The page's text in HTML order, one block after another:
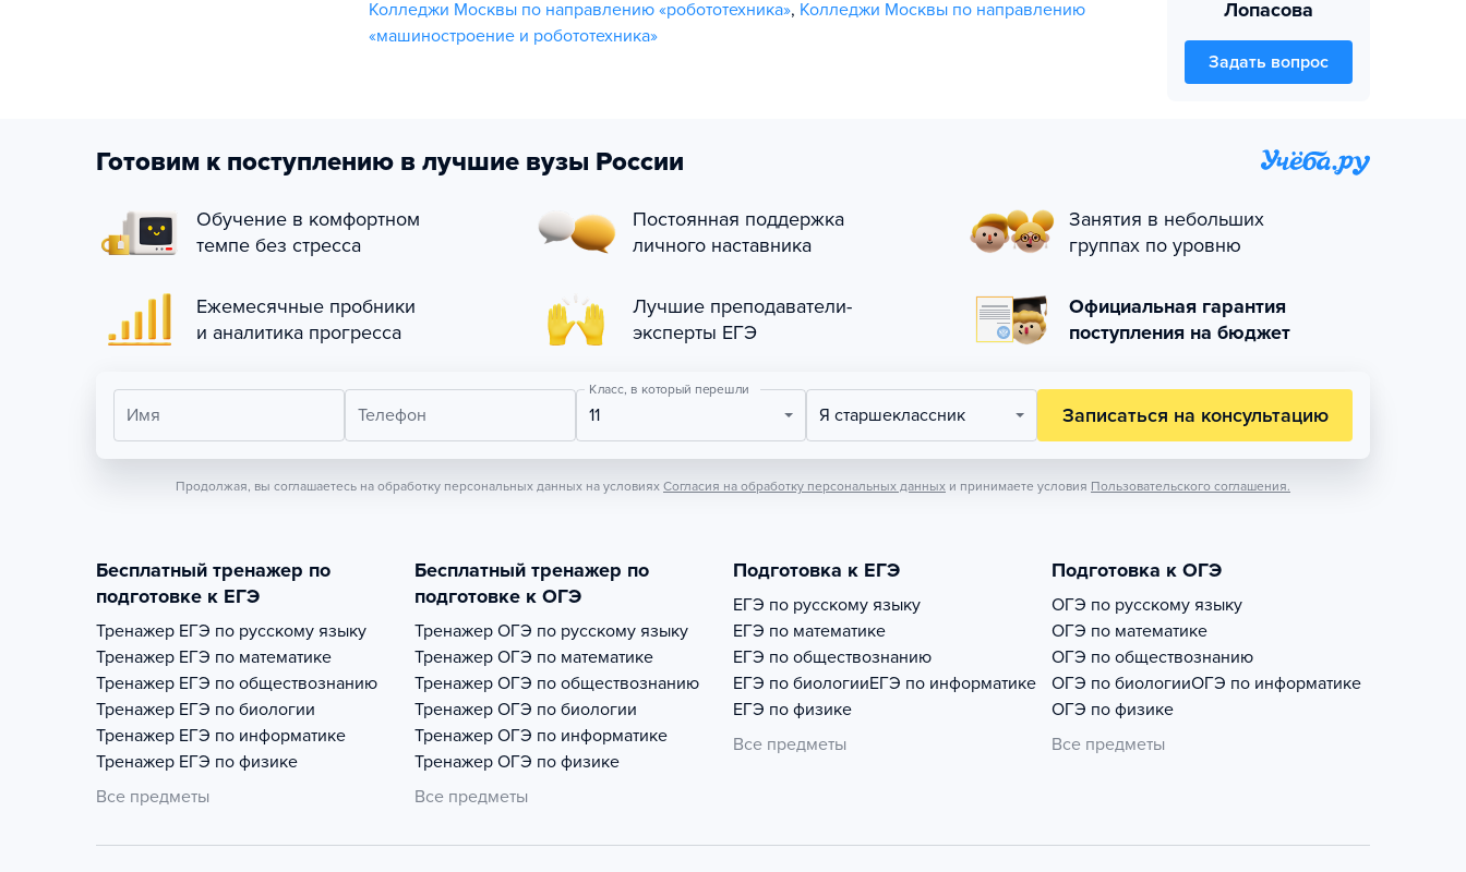
Колледжи Москвы по направлению «робототехника», Колледжи Москвы по направлению
«машиностроение и робототехника»
Лопасова
Задать вопрос
Готовим к поступлению в лучшие вузы России
Обучение в комфортном
темпе без стресса
Постоянная поддержка
личного наставника
Занятия в небольших
группах по уровню
Ежемесячные пробники
и аналитика прогресса
Лучшие преподаватели-
эксперты ЕГЭ
Официальная гарантия
поступления на бюджет
Имя Телефон
Класс, в который перешли
11 Я старшеклассник Записаться на консультацию
Продолжая, вы соглашаетесь на обработку персональных данных на условиях Согласия на обработку персональных данных и принимаете условия Пользовательского соглашения.
Бесплатный тренажер по
подготовке к ЕГЭ
Тренажер ЕГЭ по русскому языку
Тренажер ЕГЭ по математике
Тренажер ЕГЭ по обществознанию
Тренажер ЕГЭ по биологии
Тренажер ЕГЭ по информатике
Тренажер ЕГЭ по физике
Все предметы
Бесплатный тренажер по
подготовке к ОГЭ
Тренажер ОГЭ по русскому языку
Тренажер ОГЭ по математике
Тренажер ОГЭ по обществознанию
Тренажер ОГЭ по биологии
Тренажер ОГЭ по информатике
Тренажер ОГЭ по физике
Все предметы
Подготовка к ЕГЭ
ЕГЭ по русскому языку
ЕГЭ по математике
ЕГЭ по обществознанию
ЕГЭ по биологииЕГЭ по информатике
ЕГЭ по физике
Все предметы
Подготовка к ОГЭ
ОГЭ по русскому языку
ОГЭ по математике
ОГЭ по обществознанию
ОГЭ по биологииОГЭ по информатике
ОГЭ по физике
Все предметы